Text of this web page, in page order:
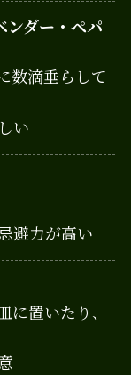
ンダー・ペパ
数滴垂らして
い
避力が高い
置いたり、